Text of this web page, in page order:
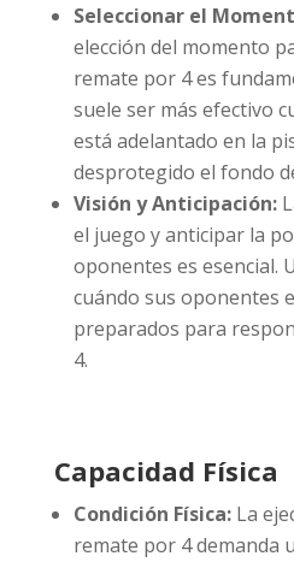
Seleccionar el
elección del momento
remate por 4 es
suele ser más efectivo
está adelantado en la
desprotegido el fondo
Visión y Anticipación:
el juego y anticipar la
oponentes es esencial.
cuándo sus oponentes
preparados para
4.
Capacidad Física
Condición Física:La
remate por 4 demanda